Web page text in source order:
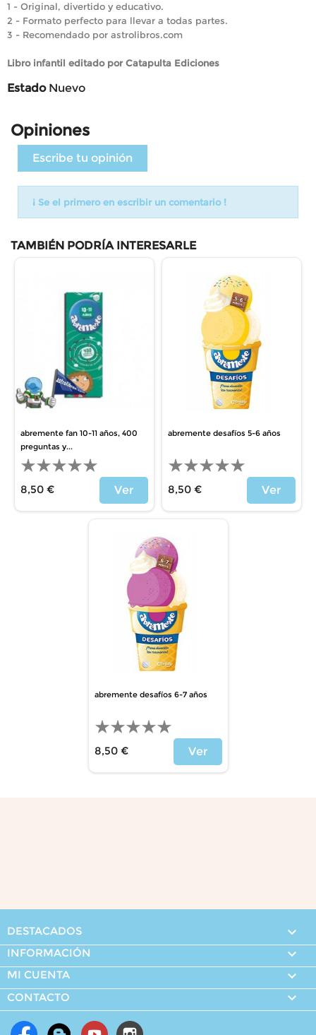
1 - Original, divertido y educativo.
2 - Formato perfecto para llevar a todas partes.
3 - Recomendado por astrolibros.com
Libro infantil editado por Catapulta Ediciones
Estado Nuevo
Opiniones
Escribe tu opinión
¡ Se el primero en escribir un comentario !
TAMBIÉN PODRÍA INTERESARLE
abremente fan 10-11 años, 400
preguntas y...
8,50 €
Ver
abremente desafíos 5-6 años
8,50 €
Ver
abremente desafíos 6-7 años
8,50 €
Ver
DESTACADOS 
INFORMACIÓN 
MI CUENTA 
CONTACTO 